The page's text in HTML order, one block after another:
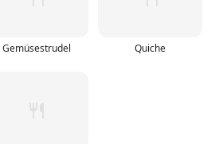
Gemüsestrudel Quiche